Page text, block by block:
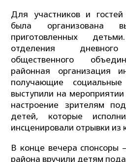
Для участников и
была организована
приготовленных
отделения дневного
общественного
районная организация
получающие
выступили на
настроение зрителям
детей, которые
инсценировали отрывки из
В конце вечера спонсоры
района вручили детям